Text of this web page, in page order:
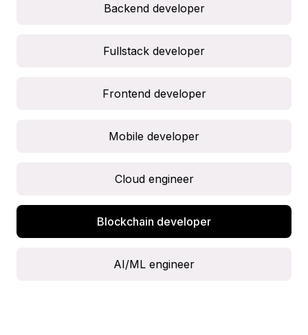
Backend developer
Fullstack developer
Frontend developer
Mobile developer
Cloud engineer
Blockchain developer
AI/ML engineer